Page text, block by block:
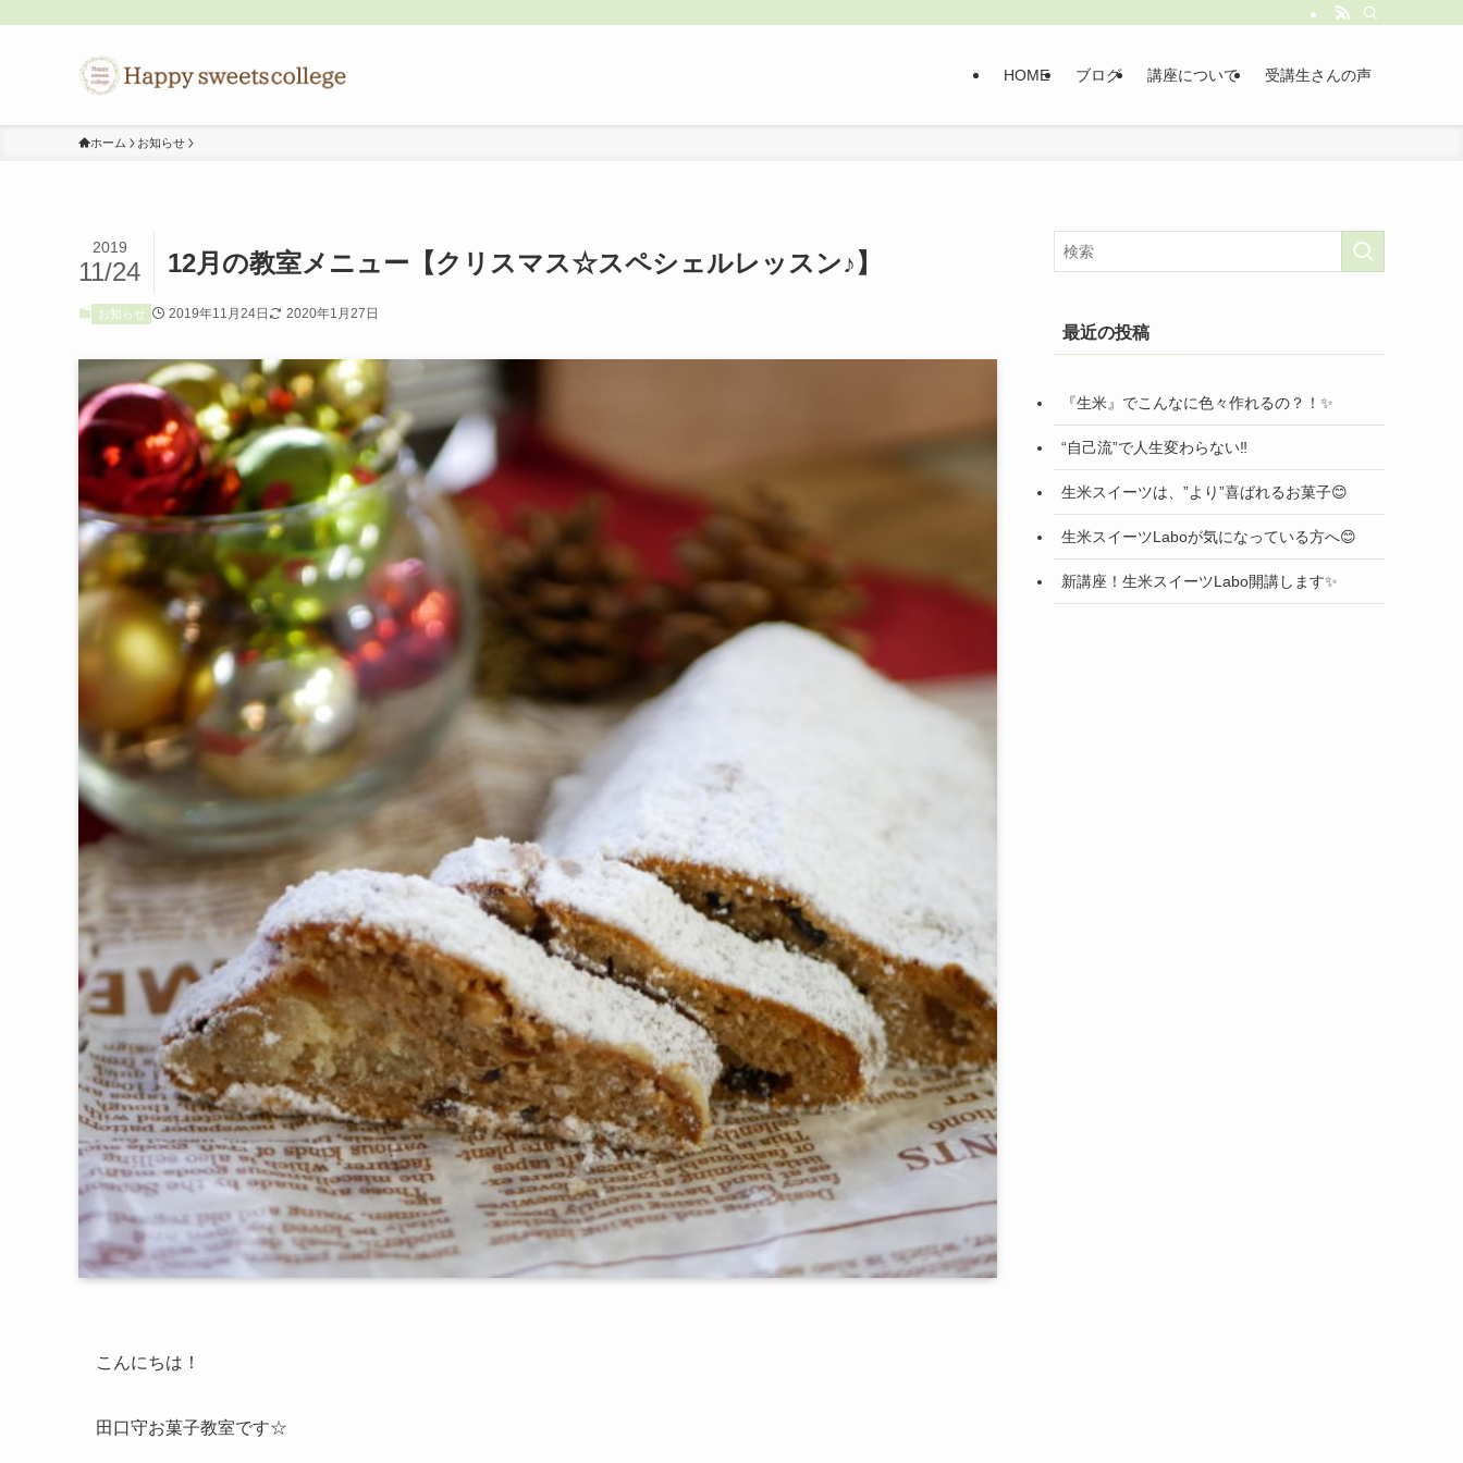
HOME ブログ 講座について 受講生さんの声
ホーム お知らせ
12月の教室メニュー【クリスマス☆スペシェルレッスン♪】
2019
11/24
お知らせ 2019年11月24日 2020年1月27日
こんにちは！
田口守お菓子教室です☆
最近の投稿
『生米』でこんなに色々作れるの？！✨
“自己流”で人生変わらない‼️
生米スイーツは、”より”喜ばれるお菓子😊
生米スイーツLaboが気になっている方へ😊
新講座！生米スイーツLabo開講します✨